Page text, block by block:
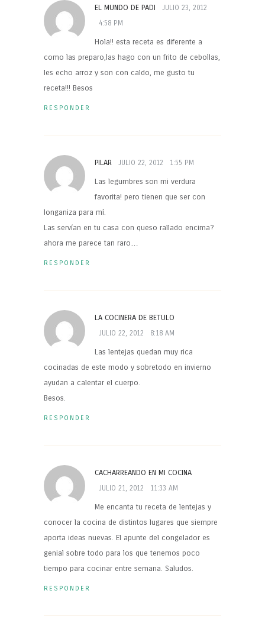
EL MUNDO DE PADI
JULIO 23, 2012
4:58 PM
Hola!! esta receta es diferente a
como las preparo,las hago con un frito de cebollas,
les echo arroz y son con caldo, me gusto tu
receta!!! Besos
RESPONDER
PILAR JULIO 22, 2012 1:55 PM
Las legumbres son mi verdura
favorita! pero tienen que ser con
longaniza para mí.
Las servían en tu casa con queso rallado encima?
ahora me parece tan raro…
RESPONDER
LA COCINERA DE BETULO
JULIO 22, 2012 8:18 AM
Las lentejas quedan muy rica
cocinadas de este modo y sobretodo en invierno
ayudan a calentar el cuerpo.
Besos.
RESPONDER
CACHARREANDO EN MI COCINA
JULIO 21, 2012 11:33 AM
Me encanta tu receta de lentejas y
conocer la cocina de distintos lugares que siempre
aporta ideas nuevas. El apunte del congelador es
genial sobre todo para los que tenemos poco
tiempo para cocinar entre semana. Saludos.
RESPONDER